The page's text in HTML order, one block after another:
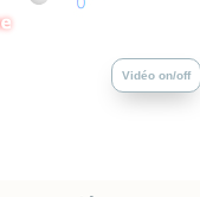
Vidéo on/off